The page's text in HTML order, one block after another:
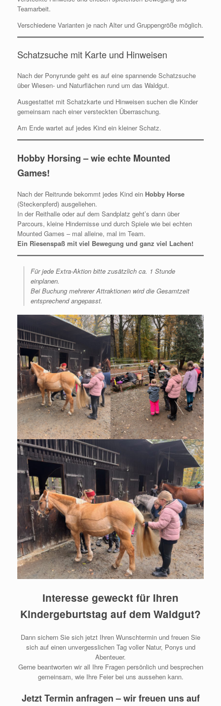
Teamarbeit.
Verschiedene Varianten je nach Alter und Gruppengröße möglich.
Schatzsuche mit Karte und Hinweisen
Nach der Ponyrunde geht es auf eine spannende Schatzsuche
über Wiesen- und Naturflächen rund um das Waldgut.
Ausgestattet mit Schatzkarte und Hinweisen suchen die Kinder
gemeinsam nach einer versteckten Überraschung.
Am Ende wartet auf jedes Kind ein kleiner Schatz.
Hobby Horsing – wie echte Mounted
Games!
Nach der Reitrunde bekommt jedes Kind ein Hobby Horse
(Steckenpferd) ausgeliehen.
In der Reithalle oder auf dem Sandplatz geht’s dann über
Parcours, kleine Hindernisse und durch Spiele wie bei echten
Mounted Games – mal alleine, mal im Team.
Ein Riesenspaß mit viel Bewegung und ganz viel Lachen!
Für jede Extra-Aktion bitte zusätzlich ca. 1 Stunde
einplanen.
Bei Buchung mehrerer Attraktionen wird die Gesamtzeit
entsprechend angepasst.
Interesse geweckt für Ihren
Kindergeburtstag auf dem Waldgut?
Dann sichern Sie sich jetzt Ihren Wunschtermin und freuen Sie
sich auf einen unvergesslichen Tag voller Natur, Ponys und
Abenteuer.
Gerne beantworten wir all Ihre Fragen persönlich und besprechen
gemeinsam, wie Ihre Feier bei uns aussehen kann.
Jetzt Termin anfragen – wir freuen uns auf